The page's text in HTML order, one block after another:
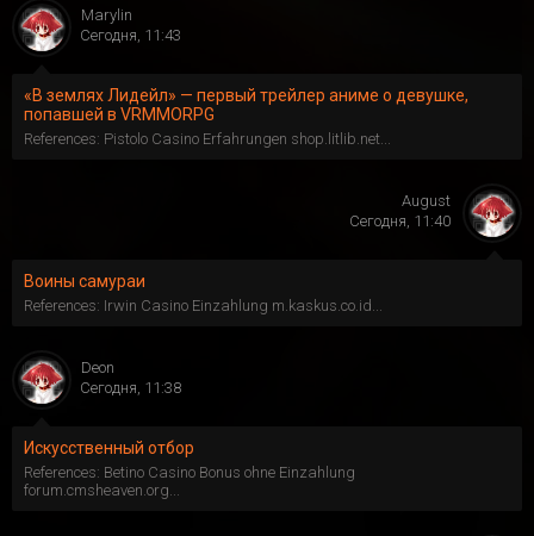
«В землях Лидейл» — первый трейлер аниме о девушке,
попавшей в VRMMORPG
References: Pistolo Casino Erfahrungen shop.litlib.net...
Marylin
Сегодня, 11:43
Воины самураи
References: Irwin Casino Einzahlung m.kaskus.co.id...
August
Сегодня, 11:40
Искусственный отбор
References: Betino Casino Bonus ohne Einzahlung
forum.cmsheaven.org...
Deon
Сегодня, 11:38